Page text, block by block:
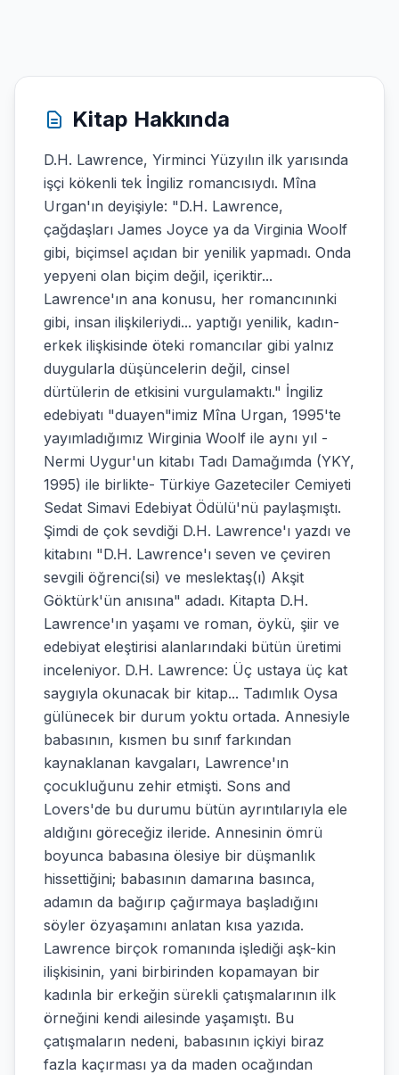
Kitap Hakkında
D.H. Lawrence, Yirminci Yüzyılın ilk yarısında
işçi kökenli tek İngiliz romancısıydı. Mîna
Urgan'ın deyişiyle: "D.H. Lawrence,
çağdaşları James Joyce ya da Virginia Woolf
gibi, biçimsel açıdan bir yenilik yapmadı. Onda
yepyeni olan biçim değil, içeriktir...
Lawrence'ın ana konusu, her romancınınki
gibi, insan ilişkileriydi... yaptığı yenilik, kadın-
erkek ilişkisinde öteki romancılar gibi yalnız
duygularla düşüncelerin değil, cinsel
dürtülerin de etkisini vurgulamaktı." İngiliz
edebiyatı "duayen"imiz Mîna Urgan, 1995'te
yayımladığımız Wirginia Woolf ile aynı yıl -
Nermi Uygur'un kitabı Tadı Damağımda (YKY,
1995) ile birlikte- Türkiye Gazeteciler Cemiyeti
Sedat Simavi Edebiyat Ödülü'nü paylaşmıştı.
Şimdi de çok sevdiği D.H. Lawrence'ı yazdı ve
kitabını "D.H. Lawrence'ı seven ve çeviren
sevgili öğrenci(si) ve meslektaş(ı) Akşit
Göktürk'ün anısına" adadı. Kitapta D.H.
Lawrence'ın yaşamı ve roman, öykü, şiir ve
edebiyat eleştirisi alanlarındaki bütün üretimi
inceleniyor. D.H. Lawrence: Üç ustaya üç kat
saygıyla okunacak bir kitap... Tadımlık Oysa
gülünecek bir durum yoktu ortada. Annesiyle
babasının, kısmen bu sınıf farkından
kaynaklanan kavgaları, Lawrence'ın
çocukluğunu zehir etmişti. Sons and
Lovers'de bu durumu bütün ayrıntılarıyla ele
aldığını göreceğiz ileride. Annesinin ömrü
boyunca babasına ölesiye bir düşmanlık
hissettiğini; babasının damarına basınca,
adamın da bağırıp çağırmaya başladığını
söyler özyaşamını anlatan kısa yazıda.
Lawrence birçok romanında işlediği aşk-kin
ilişkisinin, yani birbirinden kopamayan bir
kadınla bir erkeğin sürekli çatışmalarının ilk
örneğini kendi ailesinde yaşamıştı. Bu
çatışmaların nedeni, babasının içkiyi biraz
fazla kaçırması ya da maden ocağından